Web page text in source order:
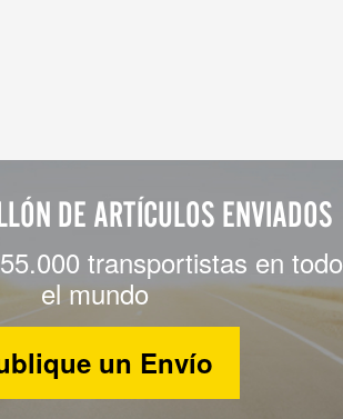
DE ARTÍCULOS ENVIADOS
transportistas en todo
el mundo
un Envío